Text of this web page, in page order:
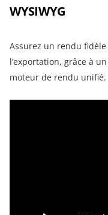
WYSIWYG
Assurez un rendu fidèle
l’exportation, grâce à
moteur de rendu unifié.